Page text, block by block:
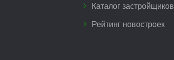
Каталог застройщиков
Рейтинг новостроек